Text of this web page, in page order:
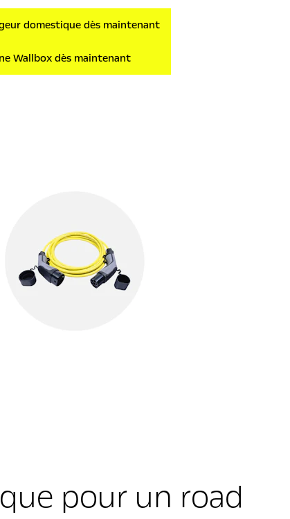
domestique dès maintenant
Wallbox dès maintenant
pour un road